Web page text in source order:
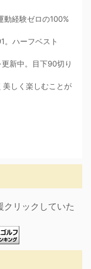
動経験ゼロの100%
。ハーフベスト
新中。目下90切り
しく楽しむことが
クリックしていた